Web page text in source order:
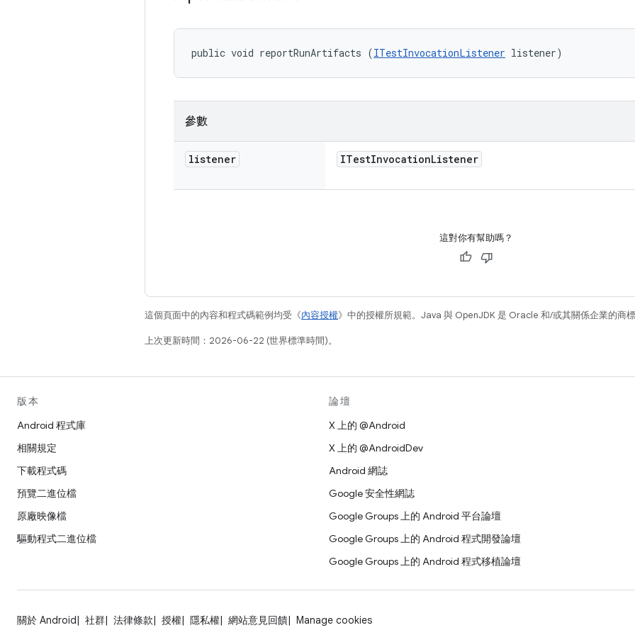
public void reportRunArtifacts (ITestInvocationListener listener)
參數
listener ITestInvocationListener
這對你有幫助嗎？
這個頁面中的內容和程式碼範例均受《內容授權》中的授權所規範。Java 與 OpenJDK 是 Oracle 和/或其關係企業的商標
上次更新時間：2026-06-22 (世界標準時間)。
版本
Android 程式庫
相關規定
下載程式碼
預覽二進位檔
原廠映像檔
驅動程式二進位檔
論壇
X 上的 @Android
X 上的 @AndroidDev
Android 網誌
Google 安全性網誌
Google Groups 上的 Android 平台論壇
Google Groups 上的 Android 程式開發論壇
Google Groups 上的 Android 程式移植論壇
關於 Android 社群 法律條款 授權 隱私權 網站意見回饋 Manage cookies